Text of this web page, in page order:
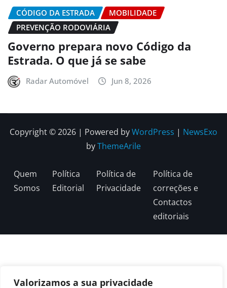
Valorizamos a sua privacidade
CÓDIGO DA ESTRADA
MOBILIDADE
PREVENÇÃO RODOVIÁRIA
Governo prepara novo Código da
Estrada. O que já se sabe
Radar Automóvel Jun 8, 2026
Copyright © 2026 | Powered byWordPress | NewsExo
byThemeArile
Quem
Somos
Política
Editorial
Política de
Privacidade
Política de
correções e
Contactos
editoriais